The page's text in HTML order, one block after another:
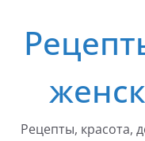
содержимому
Рецепты, красота,